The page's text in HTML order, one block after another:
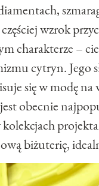
wzrok
charakterze –
cytryn. Jego
się w modę
obecnie
biżuterię,